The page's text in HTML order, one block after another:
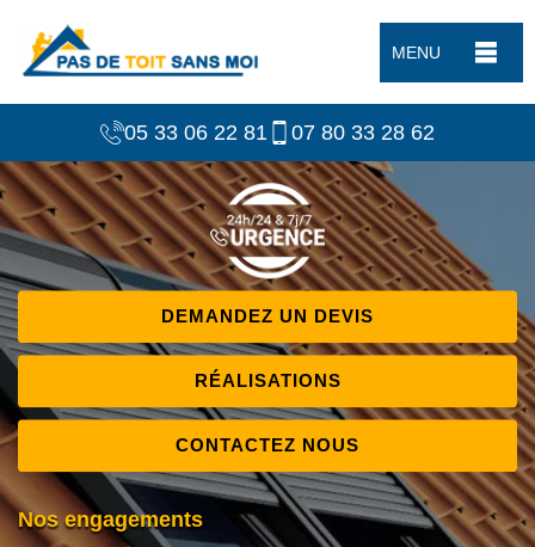
MENU
05 33 06 22 81 07 80 33 28 62
DEMANDEZ UN DEVIS
RÉALISATIONS
CONTACTEZ NOUS
Nos engagements